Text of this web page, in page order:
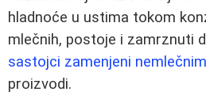
hladnoće u ustima tokom
mlečnih, postoje i zamrznuti
sastojci zamenjeni nemlečnim
proizvodi.